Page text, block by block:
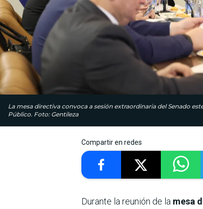
La mesa directiva convoca a sesión extraordinaria del Senado
Público. Foto: Gentileza
Compartir en redes
Durante la reunión de la mesa